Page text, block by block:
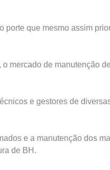
porte que mesmo assim
mercado de manutenção
e gestores de
e a manutenção dos
de BH.